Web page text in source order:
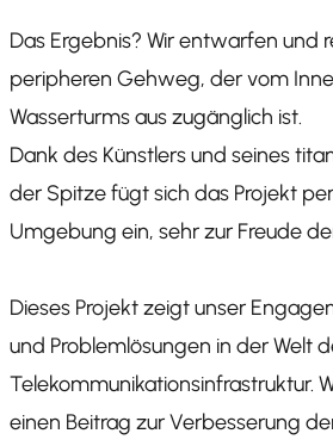
Das Ergebnis? Wir entwarfen und
peripheren Gehweg, der vom
Wasserturms aus zugänglich ist.
Dank des Künstlers und seines
der Spitze fügt sich das Projekt
Umgebung ein, sehr zur Freude
Dieses Projekt zeigt unser
und Problemlösungen in der Welt
Telekommunikationsinfrastruktur.
einen Beitrag zur Verbesserung